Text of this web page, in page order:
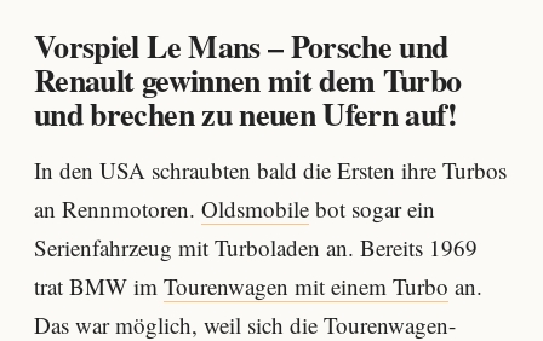
Vorspiel Le Mans – Porsche und
Renault gewinnen mit dem Turbo
und brechen zu neuen Ufern auf!
In den USA schraubten bald die Ersten ihre Turbos
an Rennmotoren. Oldsmobile bot sogar ein
Serienfahrzeug mit Turboladen an. Bereits 1969
trat BMW im Tourenwagen mit einem Turbo an.
Das war möglich, weil sich die Tourenwagen-